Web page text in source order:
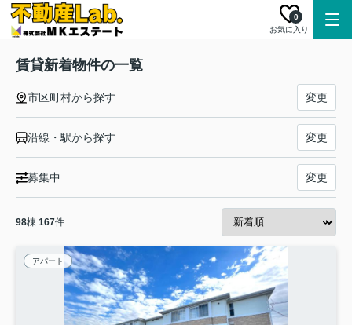
お気に入り
0
賃貸新着物件の一覧
市区町村から探す 変更
沿線・駅から探す 変更
募集中 変更
98棟 167件
アパート